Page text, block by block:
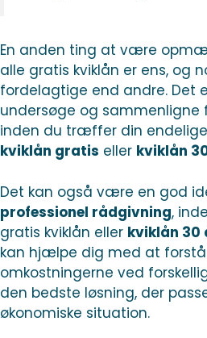
En anden ting at være
alle gratis kviklån er ens, og
fordelagtige end andre. Det
undersøge og sammenligne
inden du træffer din
kviklån gratis eller kviklån
Det kan også være en god
professionel rådgivning,
gratis kviklån eller kviklån 30
kan hjælpe dig med at
omkostningerne ved
den bedste løsning, der
økonomiske situation.